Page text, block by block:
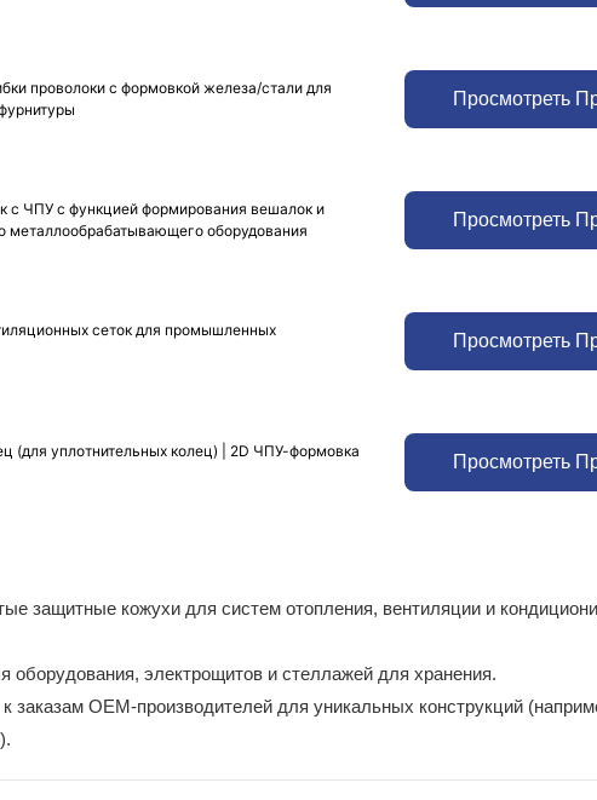
проволоки с формовкой железа/стали для
Просмотреть
с ЧПУ с функцией формирования вешалок и
металлообрабатывающего оборудования
Просмотреть
сеток для промышленных
Просмотреть
(для уплотнительных колец) | 2D ЧПУ-формовка
Просмотреть
защитные кожухи для систем отопления, вентиляции и
оборудования, электрощитов и стеллажей для хранения.
заказам OEM-производителей для уникальных конструкций